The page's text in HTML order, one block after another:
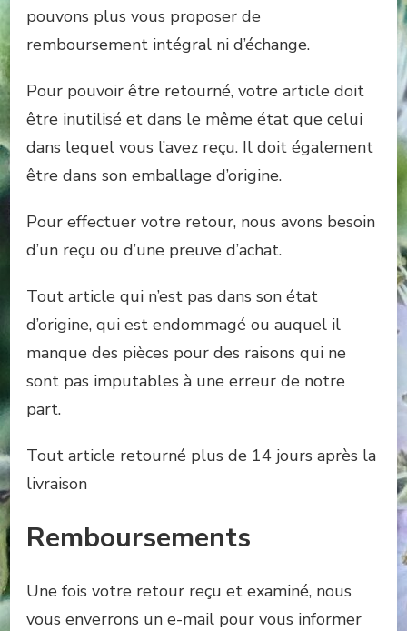
pouvons plus vous proposer de
remboursement intégral ni d’échange.
Pour pouvoir être retourné, votre article doit
être inutilisé et dans le même état que celui
dans lequel vous l’avez reçu. Il doit également
être dans son emballage d’origine.
Pour effectuer votre retour, nous avons besoin
d’un reçu ou d’une preuve d’achat.
Tout article qui n’est pas dans son état
d’origine, qui est endommagé ou auquel il
manque des pièces pour des raisons qui ne
sont pas imputables à une erreur de notre
part.
Tout article retourné plus de 14 jours après la
livraison
Remboursements
Une fois votre retour reçu et examiné, nous
vous enverrons un e-mail pour vous informer